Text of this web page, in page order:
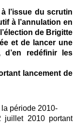
l’issue du scrutin
à l’annulation en
de Brigitte
et de lancer une
redéfinir les
lancement de
période 2010-
2010 portant